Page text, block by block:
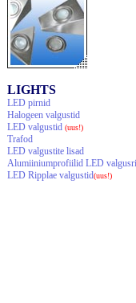
LIGHTS
LED pirnid
Halogeen valgustid
LED valgustid (uus!)
Trafod
LED valgustite lisad
Alumiiniumprofiilid LED
LED Ripplae valgustid(uus!)